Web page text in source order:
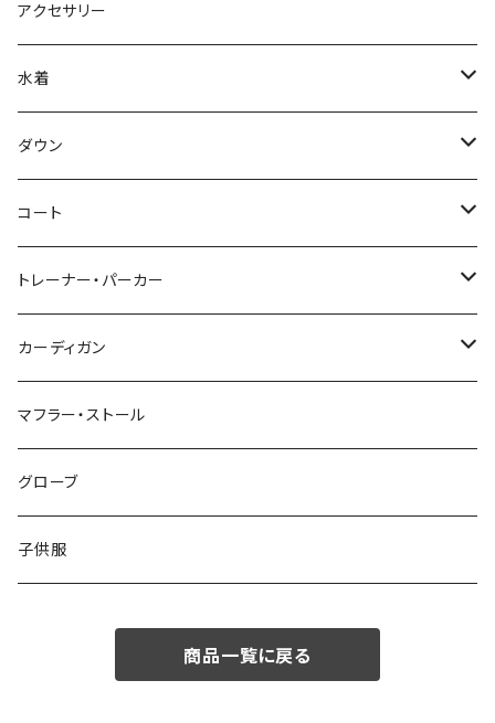
アクセサリー
水着
～44/S
46/M
48/L
50/XL～
ダウン
～44/S
46/M
48/L
50/XL～
コート
～44/S
46/M
48/L
50/XL～
トレーナー・パーカー
～44/S
46/M
48/L
50/XL～
カーディガン
～44/S
46/M
48/L
マフラー・ストール
グローブ
子供服
商品一覧に戻る